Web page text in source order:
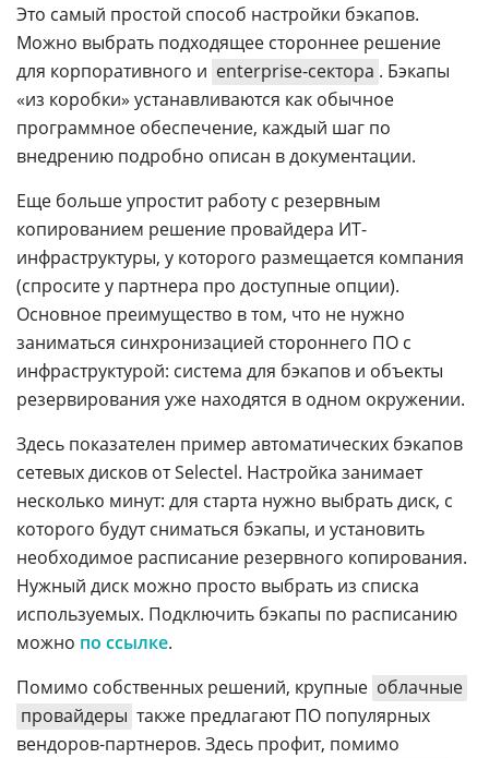
Это самый простой способ настройки бэкапов.
Можно выбрать подходящее стороннее решение
для корпоративного и enterprise-сектора . Бэкапы
«из коробки» устанавливаются как обычное
программное обеспечение, каждый шаг по
внедрению подробно описан в документации.
Еще больше упростит работу с резервным
копированием решение провайдера ИТ-
инфраструктуры, у которого размещается компания
(спросите у партнера про доступные опции).
Основное преимущество в том, что не нужно
заниматься синхронизацией стороннего ПО с
инфраструктурой: система для бэкапов и объекты
резервирования уже находятся в одном окружении.
Здесь показателен пример автоматических бэкапов
сетевых дисков от Selectel. Настройка занимает
несколько минут: для старта нужно выбрать диск, с
которого будут сниматься бэкапы, и установить
необходимое расписание резервного копирования.
Нужный диск можно просто выбрать из списка
используемых. Подключить бэкапы по расписанию
можно по ссылке.
Помимо собственных решений, крупные облачные
провайдеры также предлагают ПО популярных
вендоров-партнеров. Здесь профит, помимо